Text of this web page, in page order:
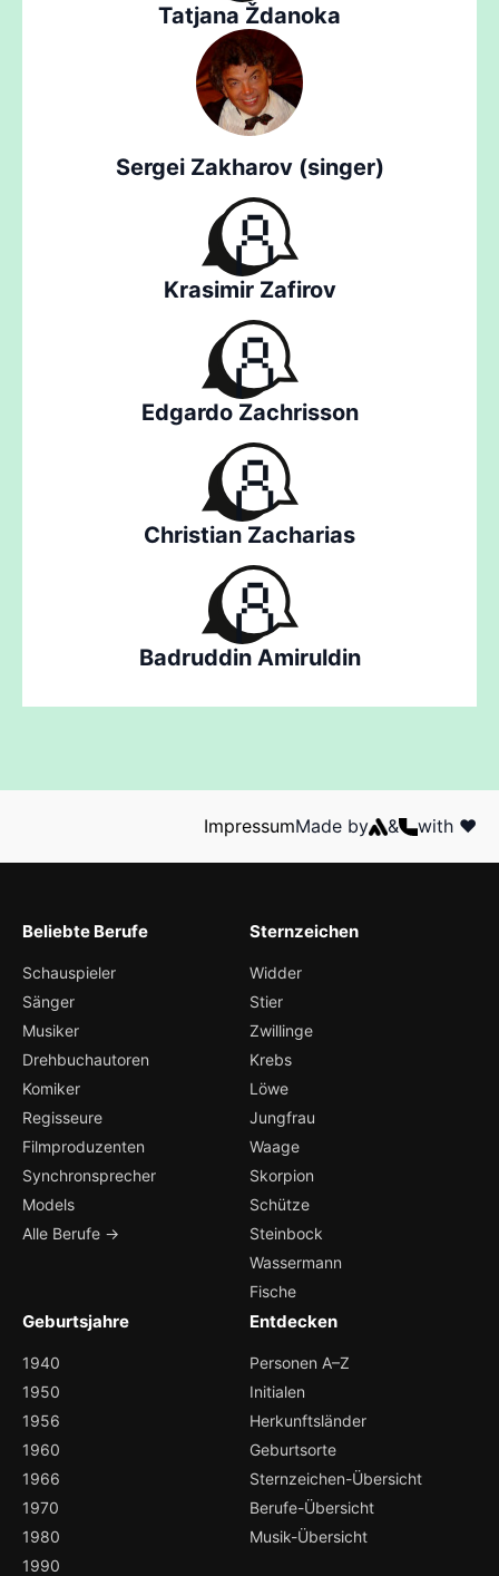
Tatjana Ždanoka
Sergei Zakharov (singer)
Krasimir Zafirov
Edgardo Zachrisson
Christian Zacharias
Badruddin Amiruldin
ImpressumMade by & with ❤️
Beliebte Berufe
Schauspieler
Sänger
Musiker
Drehbuchautoren
Komiker
Regisseure
Filmproduzenten
Synchronsprecher
Models
Alle Berufe →
Sternzeichen
Widder
Stier
Zwillinge
Krebs
Löwe
Jungfrau
Waage
Skorpion
Schütze
Steinbock
Wassermann
Fische
Geburtsjahre
1940
1950
1956
1960
1966
1970
1980
1990
Entdecken
Personen A–Z
Initialen
Herkunftsländer
Geburtsorte
Sternzeichen-Übersicht
Berufe-Übersicht
Musik-Übersicht